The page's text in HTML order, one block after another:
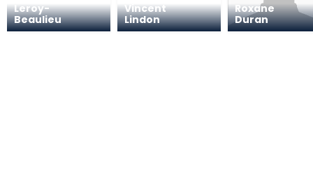
Leroy-
Beaulieu
Vincent
Lindon
Roxane
Duran